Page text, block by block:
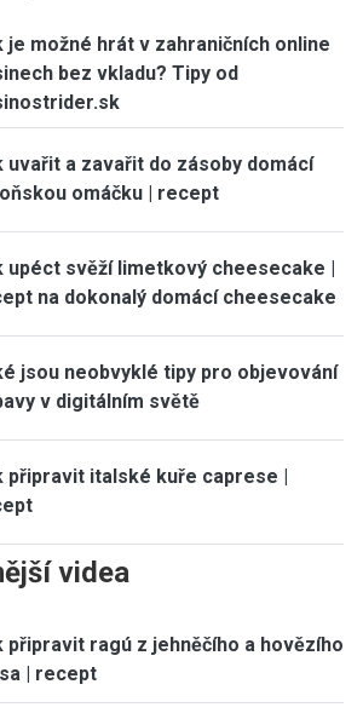
je možné hrát v zahraničních online
bez vkladu? Tipy od
uvařit a zavařit do zásoby domácí
omáčku | recept
upéct svěží limetkový cheesecake |
na dokonalý domácí cheesecake
jsou neobvyklé tipy pro objevování
v digitálním světě
připravit italské kuře caprese |
videa
připravit ragú z jehněčího a hovězího
| recept